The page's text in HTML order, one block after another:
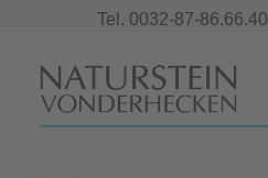
Tel. 0032-87-86.66.40